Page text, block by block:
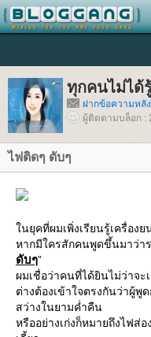
ทุกคนไม่ได้
ฝากข้อความหลั
ผู้ติดตามบล็อก :
ไฟติดๆ ดับๆ
นยุคที่ผมเพิ่งเรียนรู้เครื่องย
หากมีใครสักคนพูดขึ้นมาว่า
ดับๆ”
ผมเชื่อว่าคนที่ได้ยินไม่ว่าจ
ต่างต้องเข้าใจตรงกันว่าผู้
สว่างในยามค่ำคืน
หรืออย่างเก่งก็หมายถึงไฟส่